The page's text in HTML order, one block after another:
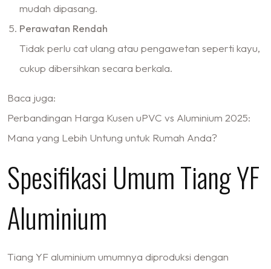
mudah dipasang.
Perawatan Rendah
Tidak perlu cat ulang atau pengawetan seperti kayu,
cukup dibersihkan secara berkala.
Baca juga:
Perbandingan Harga Kusen uPVC vs Aluminium 2025:
Mana yang Lebih Untung untuk Rumah Anda?
Spesifikasi Umum Tiang YF
Aluminium
Tiang YF aluminium umumnya diproduksi dengan